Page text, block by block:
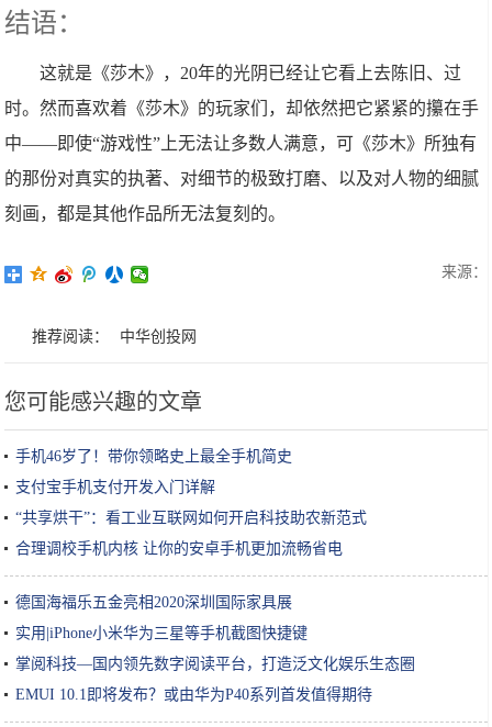
结语：
这就是《莎木》，20年的光阴已经让它看上去陈旧、过
时。然而喜欢着《莎木》的玩家们，却依然把它紧紧的攥在手
中——即使“游戏性”上无法让多数人满意，可《莎木》所独有
的那份对真实的执著、对细节的极致打磨、以及对人物的细腻
刻画，都是其他作品所无法复刻的。
来源：
推荐阅读： 中华创投网
您可能感兴趣的文章
手机46岁了！带你领略史上最全手机简史
支付宝手机支付开发入门详解
“共享烘干”：看工业互联网如何开启科技助农新范式
合理调校手机内核 让你的安卓手机更加流畅省电
德国海福乐五金亮相2020深圳国际家具展
实用|iPhone小米华为三星等手机截图快捷键
掌阅科技—国内领先数字阅读平台，打造泛文化娱乐生态圈
EMUI 10.1即将发布？或由华为P40系列首发值得期待